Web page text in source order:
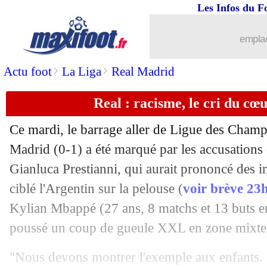
Actu foot> La Liga> Real Madrid
Les Infos du
Real : racisme, le cri du
Ce mardi, le barrage aller de Ligue des
Madrid (0-1) a été marqué par les
Gianluca Prestianni, qui aurait prononcé des
ciblé l'Argentin sur la pelouse (voir brève
Kylian Mbappé (27 ans, 8 matchs et 13 buts
poussé un coup de gueule XXL en zone
"Nous devons montrer l'exemple aux enfants.
PSG: Doué buteur, victoire assurée
18/02 PSG
18/02 Atletico: Alvarez intéressé par le
18/02 PSG : Doué ne visait pas Dembélé
18/02 OM: Beye sans doute absent à Brest
18/02 Juve: Spalletti très amer
OM : De Zerbi, Micoud ne comprend
18/02 Benfica-Real: le communiqué de